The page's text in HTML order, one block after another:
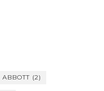
ABBOTT (2)